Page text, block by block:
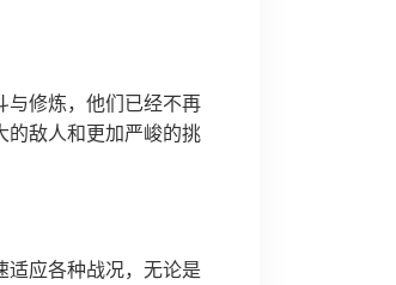
与修炼，他们已经不再
的敌人和更加严峻的挑
适应各种战况，无论是